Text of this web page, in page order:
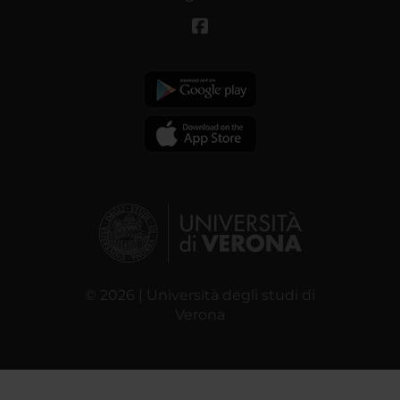
© 2026 | Università degli studi di
Verona